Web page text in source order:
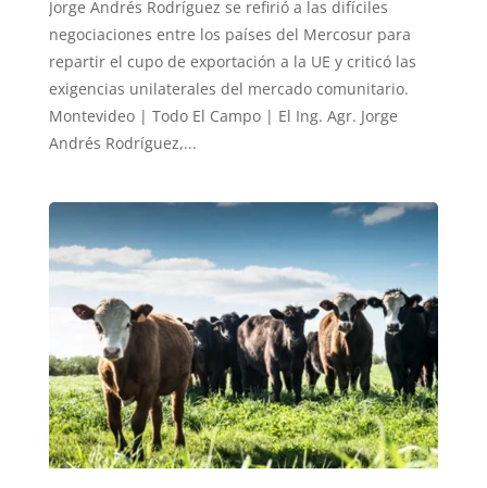
Jorge Andrés Rodríguez se refirió a las difíciles
negociaciones entre los países del Mercosur para
repartir el cupo de exportación a la UE y criticó las
exigencias unilaterales del mercado comunitario.
Montevideo | Todo El Campo | El Ing. Agr. Jorge
Andrés Rodríguez,...